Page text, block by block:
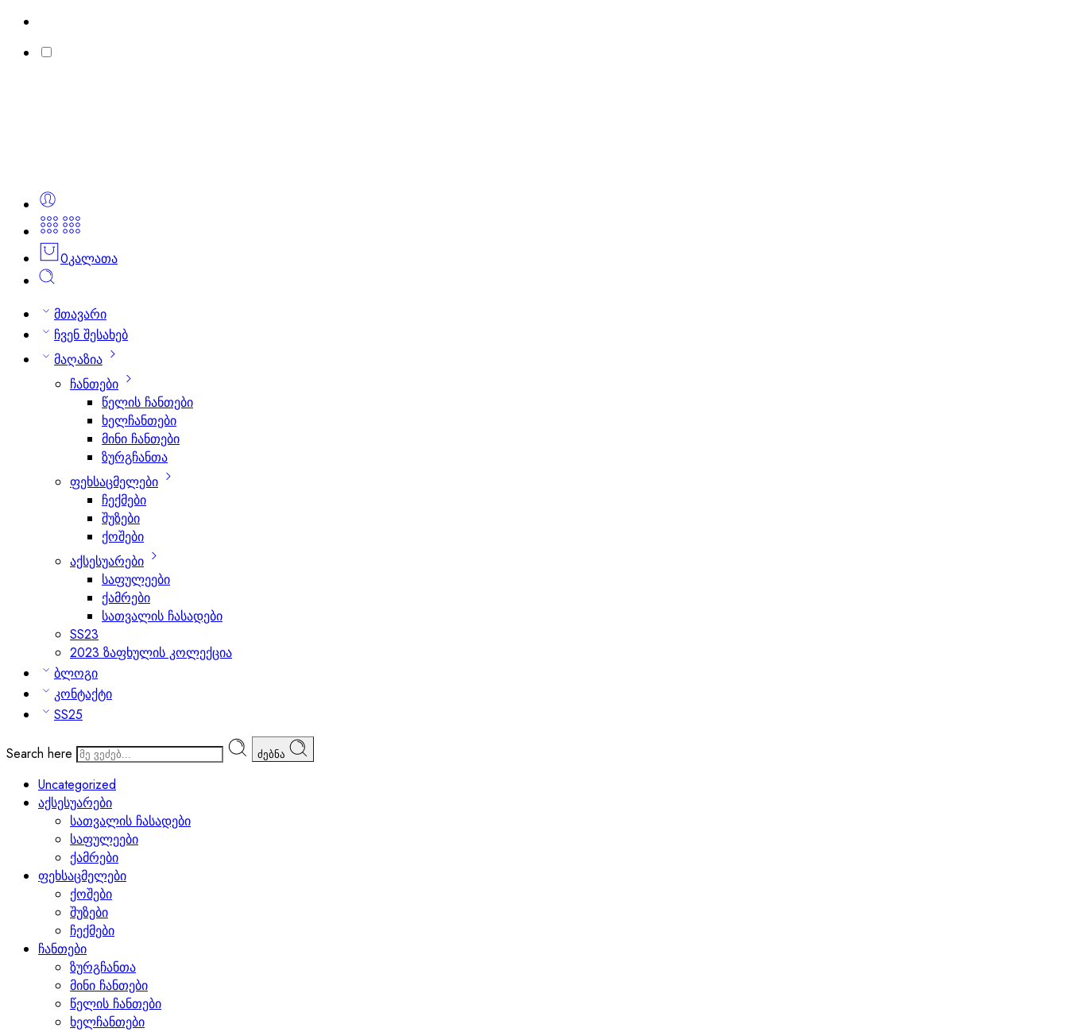
0კალათა
მთავარი
ჩვენ შესახებ
მაღაზია
ჩანთები
წელის ჩანთები
ხელჩანთები
მინი ჩანთები
ზურგჩანთა
ფეხსაცმელები
ჩექმები
შუზები
ქოშები
აქსესუარები
საფულეები
ქამრები
სათვალის ჩასადები
SS23
2023 ზაფხულის კოლექცია
ბლოგი
კონტაქტი
SS25
Search here ძებნა
Uncategorized
აქსესუარები
სათვალის ჩასადები
საფულეები
ქამრები
ფეხსაცმელები
ქოშები
შუზები
ჩექმები
ჩანთები
ზურგჩანთა
მინი ჩანთები
წელის ჩანთები
ხელჩანთები